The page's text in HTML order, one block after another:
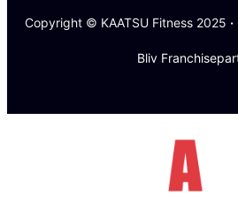
Copyright © KAATSU Fitness 2025 ·
Bliv